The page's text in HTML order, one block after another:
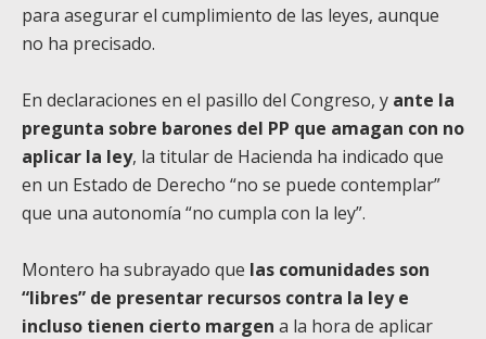
para asegurar el cumplimiento de las leyes, aunque
no ha precisado.
En declaraciones en el pasillo del Congreso, y ante la
pregunta sobre barones del PP que amagan con no
aplicar la ley, la titular de Hacienda ha indicado que
en un Estado de Derecho “no se puede contemplar”
que una autonomía “no cumpla con la ley”.
Montero ha subrayado que las comunidades son
“libres” de presentar recursos contra la ley e
incluso tienen cierto margen a la hora de aplicar